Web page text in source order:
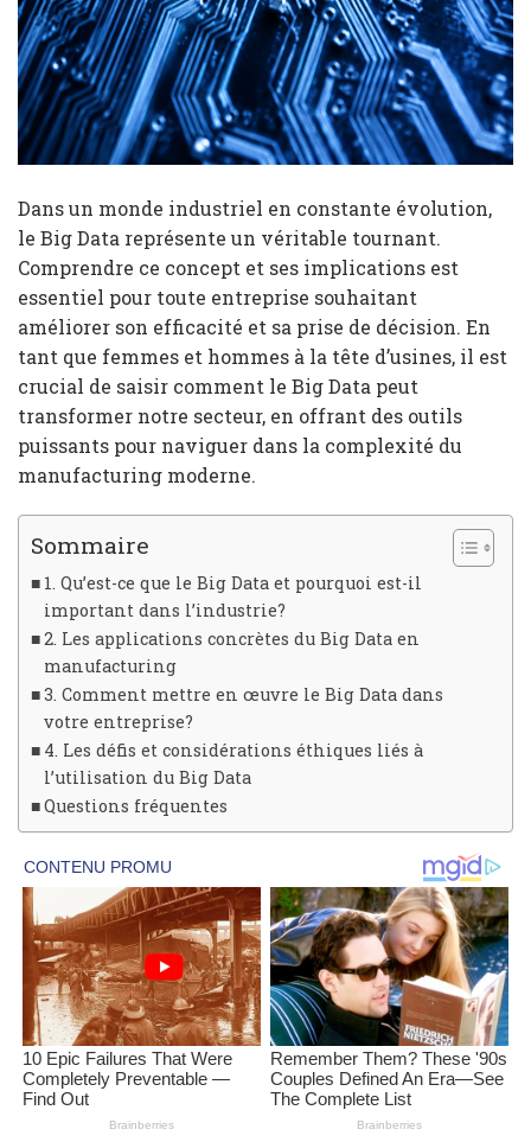
Dans un monde industriel en constante évolution,
le Big Data représente un véritable tournant.
Comprendre ce concept et ses implications est
essentiel pour toute entreprise souhaitant
améliorer son efficacité et sa prise de décision. En
tant que femmes et hommes à la tête d’usines, il est
crucial de saisir comment le Big Data peut
transformer notre secteur, en offrant des outils
puissants pour naviguer dans la complexité du
manufacturing moderne.
Sommaire
1. Qu’est-ce que le Big Data et pourquoi est-il
important dans l’industrie?
2. Les applications concrètes du Big Data en
manufacturing
3. Comment mettre en œuvre le Big Data dans
votre entreprise?
4. Les défis et considérations éthiques liés à
l’utilisation du Big Data
Questions fréquentes